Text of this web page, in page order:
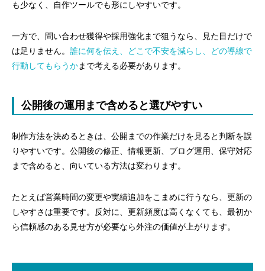
も少なく、自作ツールでも形にしやすいです。
一方で、問い合わせ獲得や採用強化まで狙うなら、見た目だけで
は足りません。 誰に何を伝え、どこで不安を減らし、どの導線で
行動してもらうかまで考える必要があります。
公開後の運用まで含めると選びやすい
制作方法を決めるときは、公開までの作業だけを見ると判断を誤
りやすいです。公開後の修正、情報更新、ブログ運用、保守対応
まで含めると、向いている方法は変わります。
たとえば営業時間の変更や実績追加をこまめに行うなら、更新の
しやすさは重要です。反対に、更新頻度は高くなくても、最初か
ら信頼感のある見せ方が必要なら外注の価値が上がります。